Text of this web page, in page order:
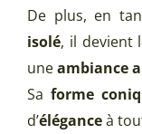
De plus, en
isolé, il devient
uneambiance
Sa forme
d’éléganceà